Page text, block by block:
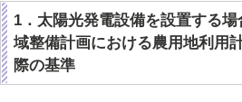
1．太陽光発電設備を設置する
域整備計画における農用地利用
際の基準